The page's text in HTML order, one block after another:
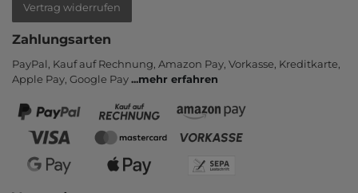
Vertrag widerrufen
Zahlungsarten
PayPal, Kauf auf Rechnung, Amazon Pay, Vor­kasse, Kredit­karte,
Apple Pay, Google Pay...mehr erfahren